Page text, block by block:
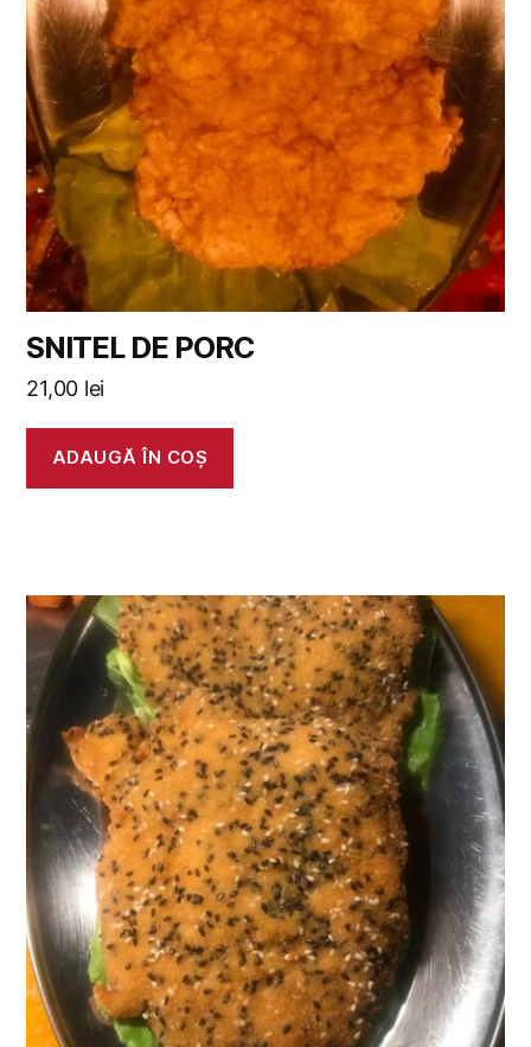
SNITEL DE PORC
21,00 lei
ADAUGĂ ÎN COȘ